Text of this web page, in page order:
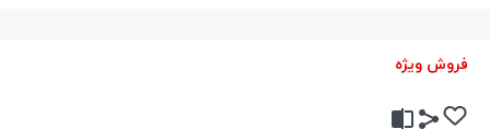
فروش ویژه